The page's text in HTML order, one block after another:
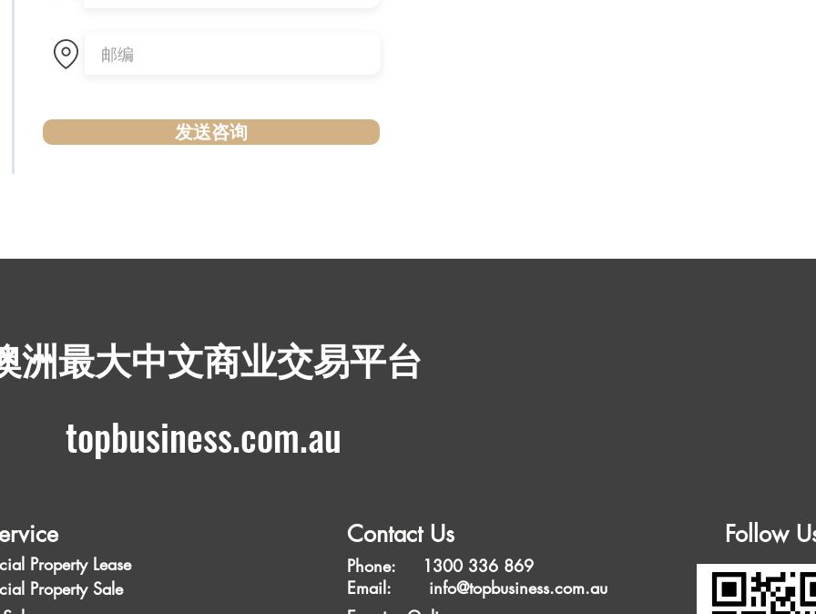
发送咨询
洲最大中文商业交易平台
topbusiness.com.au
Property Lease
Property Sale
Contact Us
Phone: 1300 336 869
Email: info@topbusiness.com.au
Follow